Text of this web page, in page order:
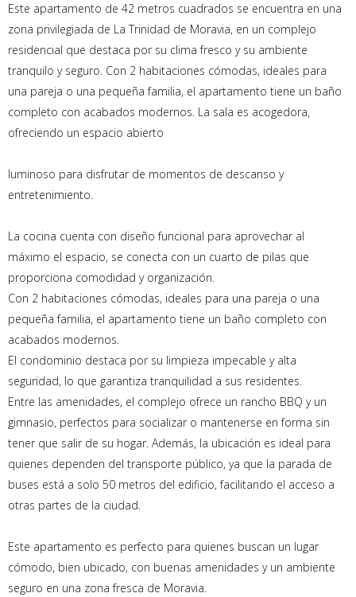
Este apartamento de 42 metros cuadrados se encuentra en una
zona privilegiada de La Trinidad de Moravia, en un complejo
residencial que destaca por su clima fresco y su ambiente
tranquilo y seguro. Con 2 habitaciones cómodas, ideales para
una pareja o una pequeña familia, el apartamento tiene un baño
completo con acabados modernos. La sala es acogedora,
ofreciendo un espacio abierto
luminoso para disfrutar de momentos de descanso y
entretenimiento.
La cocina cuenta con diseño funcional para aprovechar al
máximo el espacio, se conecta con un cuarto de pilas que
proporciona comodidad y organización.
Con 2 habitaciones cómodas, ideales para una pareja o una
pequeña familia, el apartamento tiene un baño completo con
acabados modernos.
El condominio destaca por su limpieza impecable y alta
seguridad, lo que garantiza tranquilidad a sus residentes.
Entre las amenidades, el complejo ofrece un rancho BBQ y un
gimnasio, perfectos para socializar o mantenerse en forma sin
tener que salir de su hogar. Además, la ubicación es ideal para
quienes dependen del transporte público, ya que la parada de
buses está a solo 50 metros del edificio, facilitando el acceso a
otras partes de la ciudad.
Este apartamento es perfecto para quienes buscan un lugar
cómodo, bien ubicado, con buenas amenidades y un ambiente
seguro en una zona fresca de Moravia.